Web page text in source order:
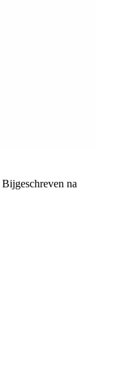
Bijgeschreven na